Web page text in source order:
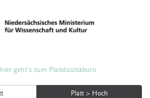
geht's zum Plattdüütskbüro
Platt > Hoch